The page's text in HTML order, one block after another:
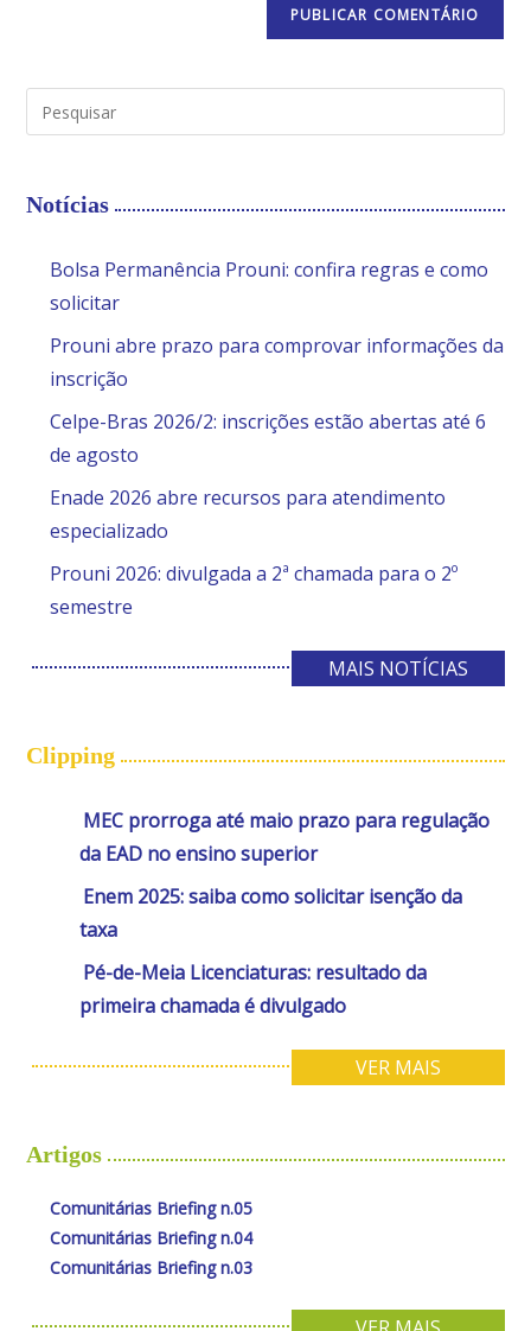
Notícias
Bolsa Permanência Prouni: confira regras e como
solicitar
Prouni abre prazo para comprovar informações da
inscrição
Celpe-Bras 2026/2: inscrições estão abertas até 6
de agosto
Enade 2026 abre recursos para atendimento
especializado
Prouni 2026: divulgada a 2ª chamada para o 2º
semestre
MAIS NOTÍCIAS
Clipping
MEC prorroga até maio prazo para regulação
da EAD no ensino superior
Enem 2025: saiba como solicitar isenção da
taxa
Pé-de-Meia Licenciaturas: resultado da
primeira chamada é divulgado
VER MAIS
Artigos
Comunitárias Briefing n.05
Comunitárias Briefing n.04
Comunitárias Briefing n.03